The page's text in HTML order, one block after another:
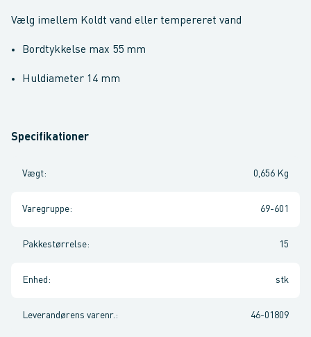
Vælg imellem Koldt vand eller tempereret vand
Bordtykkelse max 55 mm
Huldiameter 14 mm
Specifikationer
Vægt: 0,656 Kg
Varegruppe: 69-601
Pakkestørrelse: 15
Enhed : stk
Leverandørens varenr. : 46-01809